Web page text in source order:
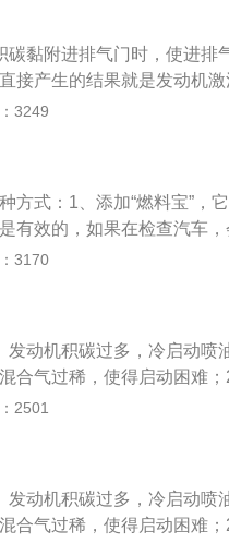
发动机过早燃烧（固体发动
影响火花质量，甚至不跳
，造成燃油和气缸壁的应变
黏附进排气门时，使进排
接产生的结果就是发动机
入燃烧室的断面，积碳能
以发现积炭过多的时候，一
3249
方式：1、添加“燃料宝”，
有效的，如果在检查汽车
小；2、“挂瓶子，”“瓶子
下气缸盖，拆卸清洗无疑
，然而，这个过程很复杂，
不要拆卸它。
3170
动机积碳过多，冷启动喷
合气过稀，使得启动困难
吸力吸入汽缸内燃烧，又使
。
2501
动机积碳过多，冷启动喷
合气过稀，使得启动困难